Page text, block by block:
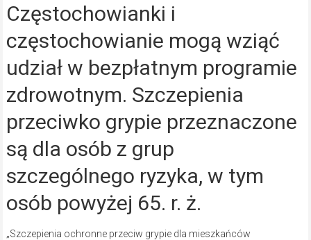
Częstochowianki i
częstochowianie mogą wziąć
udział w bezpłatnym programie
zdrowotnym. Szczepienia
przeciwko grypie przeznaczone
są dla osób z grup
szczególnego ryzyka, w tym
osób powyżej 65. r. ż.
„Szczepienia ochronne przeciw grypie dla mieszkańców